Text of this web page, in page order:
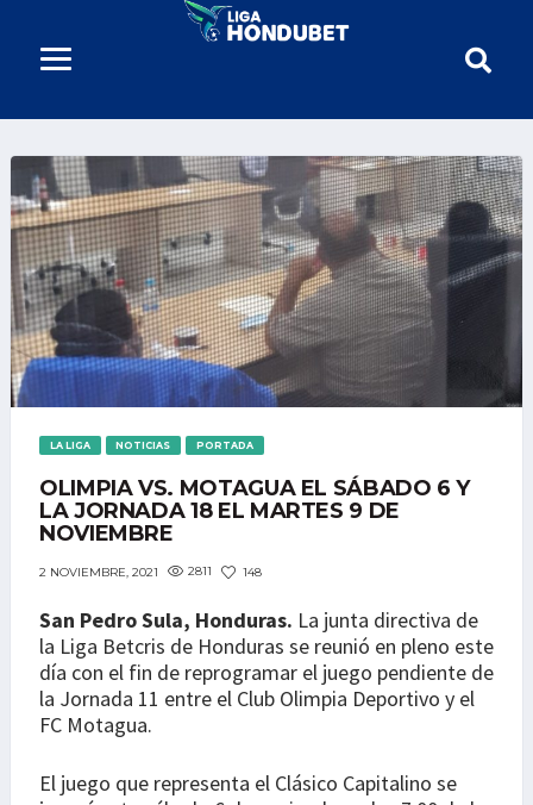
LA LIGA NOTICIAS PORTADA
OLIMPIA VS. MOTAGUA EL SÁBADO 6 Y
LA JORNADA 18 EL MARTES 9 DE
NOVIEMBRE
2 NOVIEMBRE, 2021 2811 148
San Pedro Sula, Honduras. La junta directiva de
la Liga Betcris de Honduras se reunió en pleno este
día con el fin de reprogramar el juego pendiente de
la Jornada 11 entre el Club Olimpia Deportivo y el
FC Motagua.
El juego que representa el Clásico Capitalino se